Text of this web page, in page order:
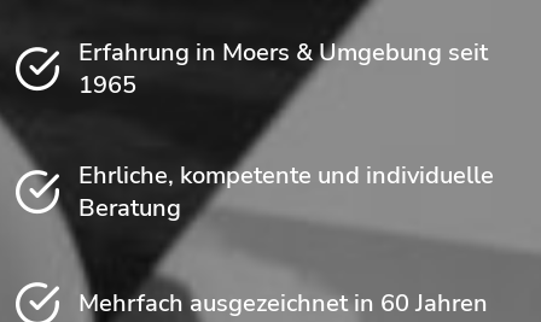
Erfahrung in Moers & Umgebung seit
1965
Ehrliche, kompetente und individuelle
Beratung
Mehrfach ausgezeichnet in 60 Jahren